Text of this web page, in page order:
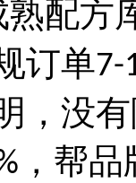
熟配方
订单7-
，没
，帮